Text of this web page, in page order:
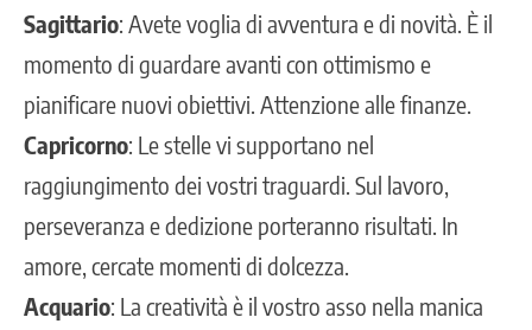
Sagittario: Avete voglia di avventura e di novità. È il
momento di guardare avanti con ottimismo e
pianificare nuovi obiettivi. Attenzione alle finanze.
Capricorno: Le stelle vi supportano nel
raggiungimento dei vostri traguardi. Sul lavoro,
perseveranza e dedizione porteranno risultati. In
amore, cercate momenti di dolcezza.
Acquario: La creatività è il vostro asso nella manica